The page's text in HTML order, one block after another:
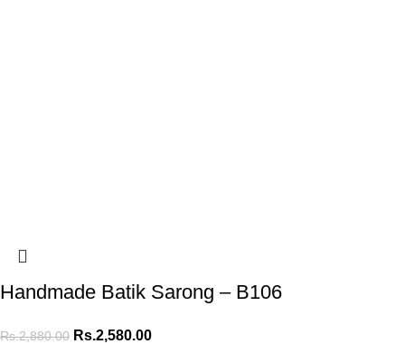
Handmade Batik Sarong – B106
Rs.2,880.00 Rs.2,580.00